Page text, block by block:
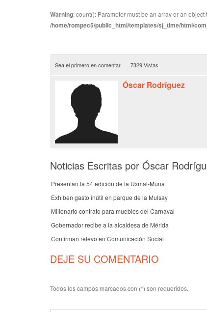
Warning: count(): Parameter must be an array or an
/home/rompec5/public_html/templates/sj_time/html/
Sea el primero en comentar 7329 Vistas
Óscar Rodríguez
Noticias Escritas por Óscar
Presentan la 54 edición de la Uxmal-Muna
Exhiben gasto inútil en parque de la Mulsay
Millonario contrato para muebles del Carnaval
Gobernador recibe a la alcaldesa de Mérida
Confirman relevo en Comunicación Social
DEJE SU COMENTARIO
Todos los campos marcados con (*) son requeridos.